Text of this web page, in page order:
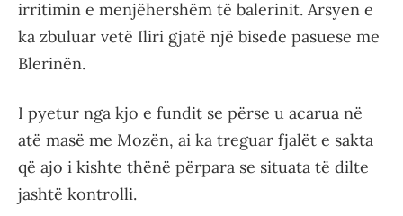
irritimin e menjëhershëm të balerinit. Arsyen e
ka zbuluar vetë Iliri gjatë një bisede pasuese me
Blerinën.
I pyetur nga kjo e fundit se përse u acarua në
atë masë me Mozën, ai ka treguar fjalët e sakta
që ajo i kishte thënë përpara se situata të dilte
jashtë kontrolli.